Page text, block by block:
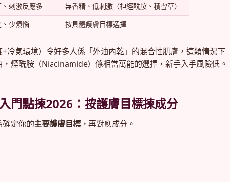
刺激反應多
無香精、低刺激（神經酰胺、積雪草）
少煩惱 按具體護膚目標選擇
冷氣環境）令好多人係「外油內乾」的混合性肌膚，這類情況下
煙酰胺（Niacinamide）係相當萬能的選擇，新手入手風險低。
門點揀2026：按護膚目標揀成分
確定你的主要護膚目標 ，再對應成分。